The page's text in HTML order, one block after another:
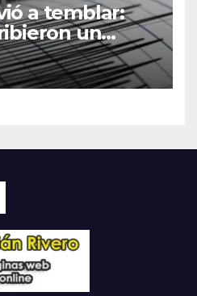
a temblar:
un
por